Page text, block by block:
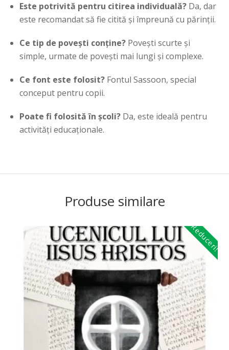
Este potrivită pentru citirea individuală? Da, dar
este recomandat să fie citită și împreună cu părinții.
Ce tip de povești conține? Povești scurte și
simple, urmate de povești mai lungi și complexe.
Ce font este folosit? Fontul Sassoon, special
conceput pentru copii.
Poate fi folosită în școli? Da, este ideală pentru
activități educaționale.
Produse similare
Reduceri!